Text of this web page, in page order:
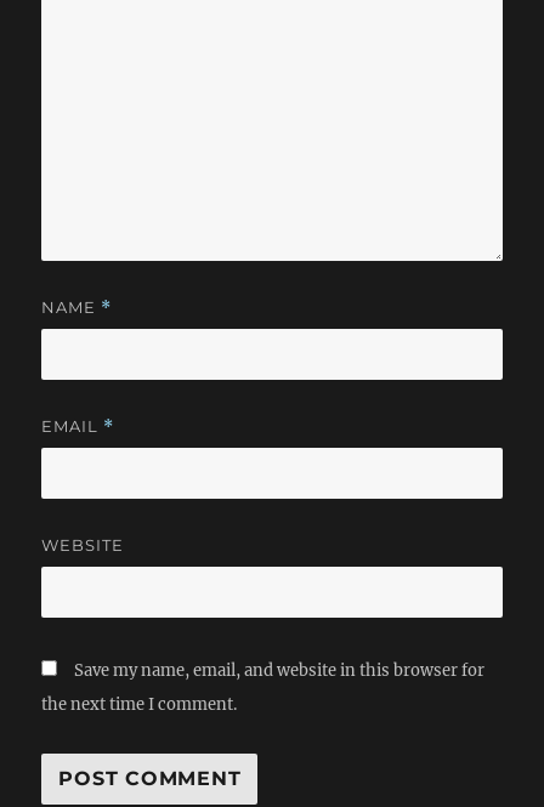
NAME *
EMAIL *
WEBSITE
Save my name, email, and website in this browser for
the next time I comment.